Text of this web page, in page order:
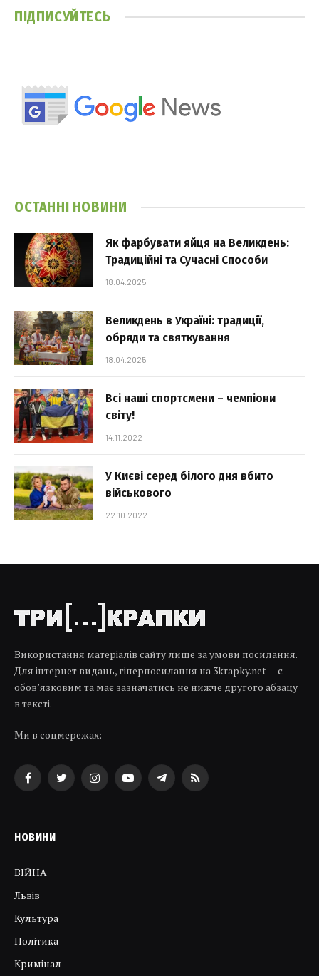
ПІДПИСУЙТЕСЬ
ОСТАННІ НОВИНИ
Як фарбувати яйця на Великдень:
Традиційні та Сучасні Способи
18.04.2025
Великдень в Україні: традиції,
обряди та святкування
18.04.2025
Всі наші спортсмени – чемпіони
світу!
14.11.2022
У Києві серед білого дня вбито
військового
22.10.2022
Використання матеріалів сайту лише за умови посилання.
Для інтернет видань, гіперпосилання на 3krapky.net — є
обов’язковим та має зазначатись не нижче другого абзацу
в тексті.
Ми в соцмережах:
FacebookTwitterInstagramYouTubeTelegramRSS
НОВИНИ
ВІЙНА
Львів
Культура
Політика
Кримінал